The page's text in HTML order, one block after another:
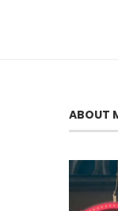
ABOUT